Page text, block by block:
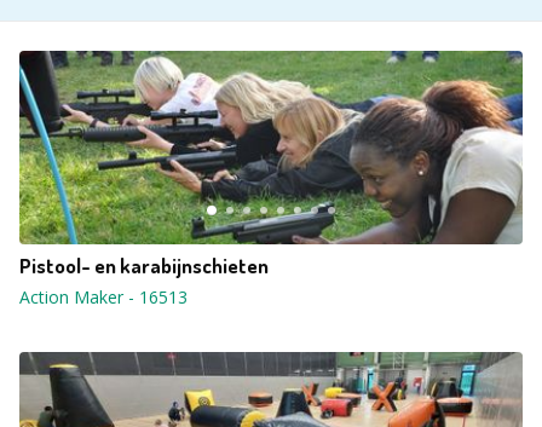
Pistool- en karabijnschieten
Action Maker- 16513